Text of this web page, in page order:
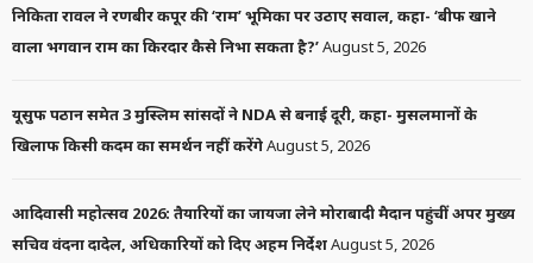
निकिता रावल ने रणबीर कपूर की ‘राम’ भूमिका पर उठाए सवाल, कहा- ‘बीफ खाने
वाला भगवान राम का किरदार कैसे निभा सकता है?’August 5, 2026
यूसुफ पठान समेत 3 मुस्लिम सांसदों ने NDA से बनाई दूरी, कहा- मुसलमानों के
खिलाफ किसी कदम का समर्थन नहीं करेंगेAugust 5, 2026
आदिवासी महोत्सव 2026: तैयारियों का जायजा लेने मोराबादी मैदान पहुंचीं अपर मुख्य
सचिव वंदना दादेल, अधिकारियों को दिए अहम निर्देशAugust 5, 2026